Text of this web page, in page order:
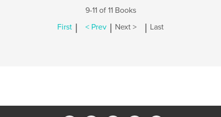
9-11 of 11 Books
First | < Prev | Next > | Last